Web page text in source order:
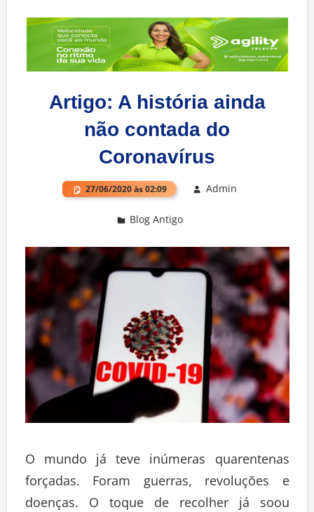
Artigo: A história ainda
não contada do
Coronavírus
27/06/2020 às 02:09 Admin
Blog Antigo
O mundo já teve inúmeras quarentenas
forçadas. Foram guerras, revoluções e
doenças. O toque de recolher já soou